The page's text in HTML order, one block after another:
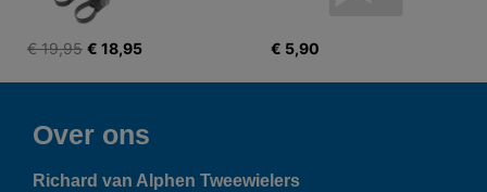
€ 19,95 € 18,95 € 5,90
Over ons
Richard van Alphen Tweewielers